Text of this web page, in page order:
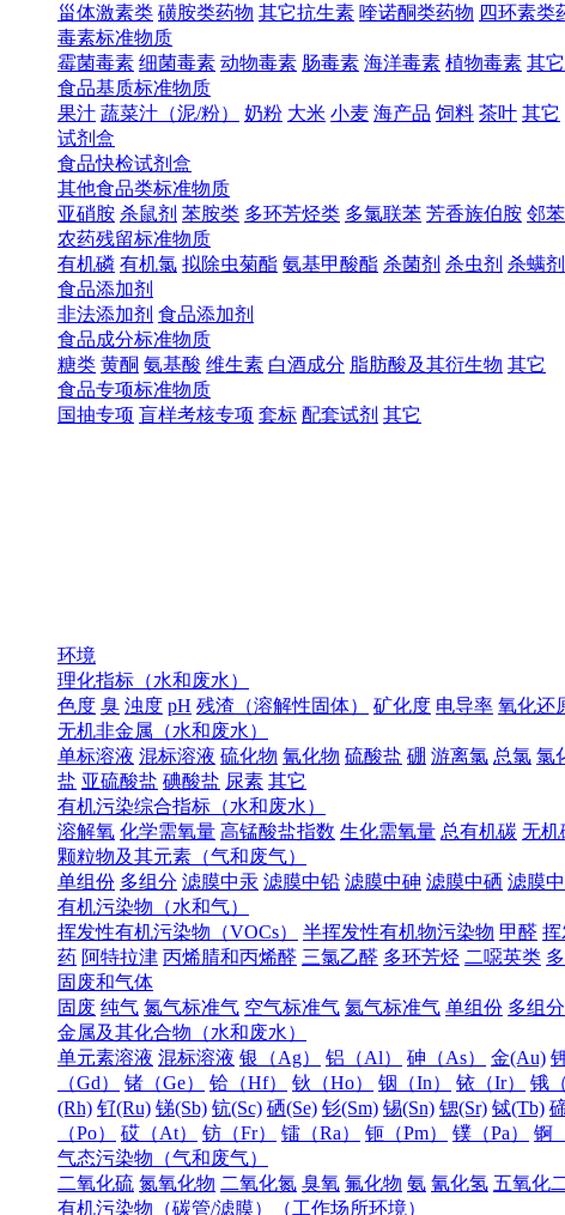
甾体激素类 磺胺类药物 其它抗生素 喹诺酮类药物 四环素类
毒素标准物质
霉菌毒素 细菌毒素 动物毒素 肠毒素 海洋毒素 植物毒素 其它
食品基质标准物质
果汁 蔬菜汁（泥/粉） 奶粉 大米 小麦 海产品 饲料 茶叶 其它
试剂盒
食品快检试剂盒
其他食品类标准物质
亚硝胺 杀鼠剂 苯胺类 多环芳烃类 多氯联苯 芳香族伯胺 邻
农药残留标准物质
有机磷 有机氯 拟除虫菊酯 氨基甲酸酯 杀菌剂 杀虫剂 杀螨剂
食品添加剂
非法添加剂 食品添加剂
食品成分标准物质
糖类 黄酮 氨基酸 维生素 白酒成分 脂肪酸及其衍生物 其它
食品专项标准物质
国抽专项 盲样考核专项 套标 配套试剂 其它
环境
理化指标（水和废水）
色度 臭 浊度 pH 残渣（溶解性固体） 矿化度 电导率 氧化还
无机非金属（水和废水）
单标溶液 混标溶液 硫化物 氰化物 硫酸盐 硼 游离氯 总氯 氯
盐 亚硫酸盐 碘酸盐 尿素 其它
有机污染综合指标（水和废水）
溶解氧 化学需氧量 高锰酸盐指数 生化需氧量 总有机碳 无机
颗粒物及其元素（气和废气）
单组份 多组分 滤膜中汞 滤膜中铅 滤膜中砷 滤膜中硒 滤膜
有机污染物（水和气）
挥发性有机污染物（VOCs）
半挥发性有机物污染物 甲醛 挥
药 阿特拉津 丙烯腈和丙烯醛 三氯乙醛 多环芳烃 二噁英类
固废和气体
固废 纯气 氮气标准气 空气标准气 氦气标准气 单组份 多组分
金属及其化合物（水和废水）
单元素溶液 混标溶液 银（Ag） 铝（Al） 砷（As） 金(Au)
（Gd）
锗（Ge） 铪（Hf） 钬（Ho） 铟（In） 铱（Ir） 锇
(Rh) 钌(Ru) 锑(Sb) 钪(Sc) 硒(Se) 钐(Sm) 锡(Sn) 锶(Sr) 铽(Tb)
（Po）
砹（At） 钫（Fr） 镭（Ra） 钷（Pm） 镤（Pa）
锕
气态污染物（气和废气）
二氧化硫 氮氧化物 二氧化氮 臭氧 氟化物 氨 氰化氢 五氧化
有机污染物（碳管/滤膜）（工作场所环境）